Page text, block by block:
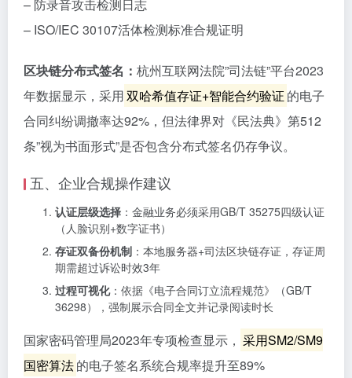
– 防录音攻击检测日志
– ISO/IEC 30107活体检测标准合规证明
区块链分布式签名： 杭州互联网法院”司法链”平台2023
年数据显示，采用双哈希值存证+智能合约验证 的电子
合同纠纷调撤率达92%，但法律界对《民法典》第512
条”视为书面形式”是否包含分布式签名仍存争议。
五、企业合规操作建议
认证层级选择 ：金融业务必须采用GB/T 35275四级认证
（人脸识别+数字证书）
存证双备份机制 ：本地服务器+司法区块链存证，存证周
期需超过诉讼时效3年
过程可视化：依据《电子合同订立流程规范》（GB/T
36298），强制展示合同全文并记录阅读时长
国家密码管理局2023年专项检查显示， 采用SM2/SM9
国密算法的电子签名系统合规率提升至89%